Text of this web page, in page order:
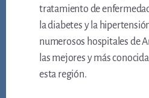
tratamiento de
la diabetes y la
numerosos hospitales de
las mejores y más
esta región.